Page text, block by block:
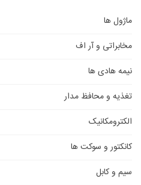
ماژول ها
مخابراتی و آر اف
نیمه هادی ها
تغذیه و محافظ مدار
الکترومکانیک
کانکتور و سوکت ها
سیم و کابل